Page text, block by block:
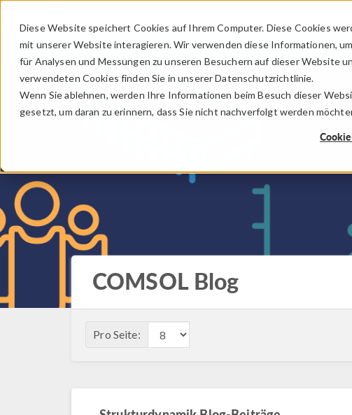
Diese Website speichert Cookies auf Ihrem Computer. Diese Cookies
mit unserer Website interagieren. Wir verwenden diese Informationen,
für Analysen und Messungen zu unseren Besuchern auf dieser Website
verwendeten Cookies finden Sie in unserer Datenschutzrichtlinie.
Wenn Sie ablehnen, werden Ihre Informationen beim Besuch dieser
gesetzt, um daran zu erinnern, dass Sie nicht nachverfolgt werden
COMSOL Blog
Pro Seite: